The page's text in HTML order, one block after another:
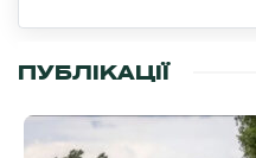
ПУБЛІКАЦІЇ